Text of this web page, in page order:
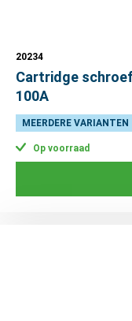
20234
Cartridge
100A
MEERDERE VARIANTEN
Op voorraad